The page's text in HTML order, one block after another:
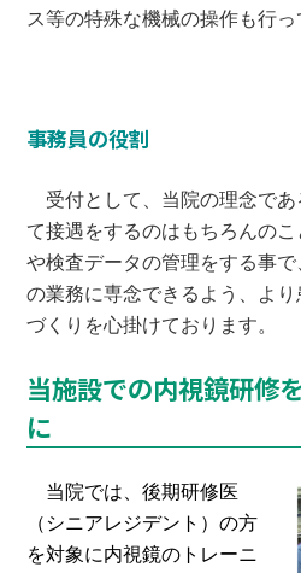
ス等の特殊な機械の操作も行っ
事務員の役割
受付として、当院の理念であ
て接遇をするのはもちろんの
や検査データの管理をする事
の業務に専念できるよう、よ
づくりを心掛けております。
当施設での内視鏡研修
に
当院では、後期研修医
（シニアレジデント）の方
を対象に内視鏡のトレーニ